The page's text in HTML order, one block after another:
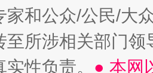
家和公众/公民/大
至所涉相关部门
性负责。 ● 本网